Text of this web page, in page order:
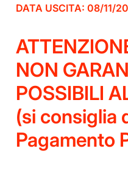
DATA USCITA: 08/11/
NON
POSSIBILI
(si consiglia
Pagamento